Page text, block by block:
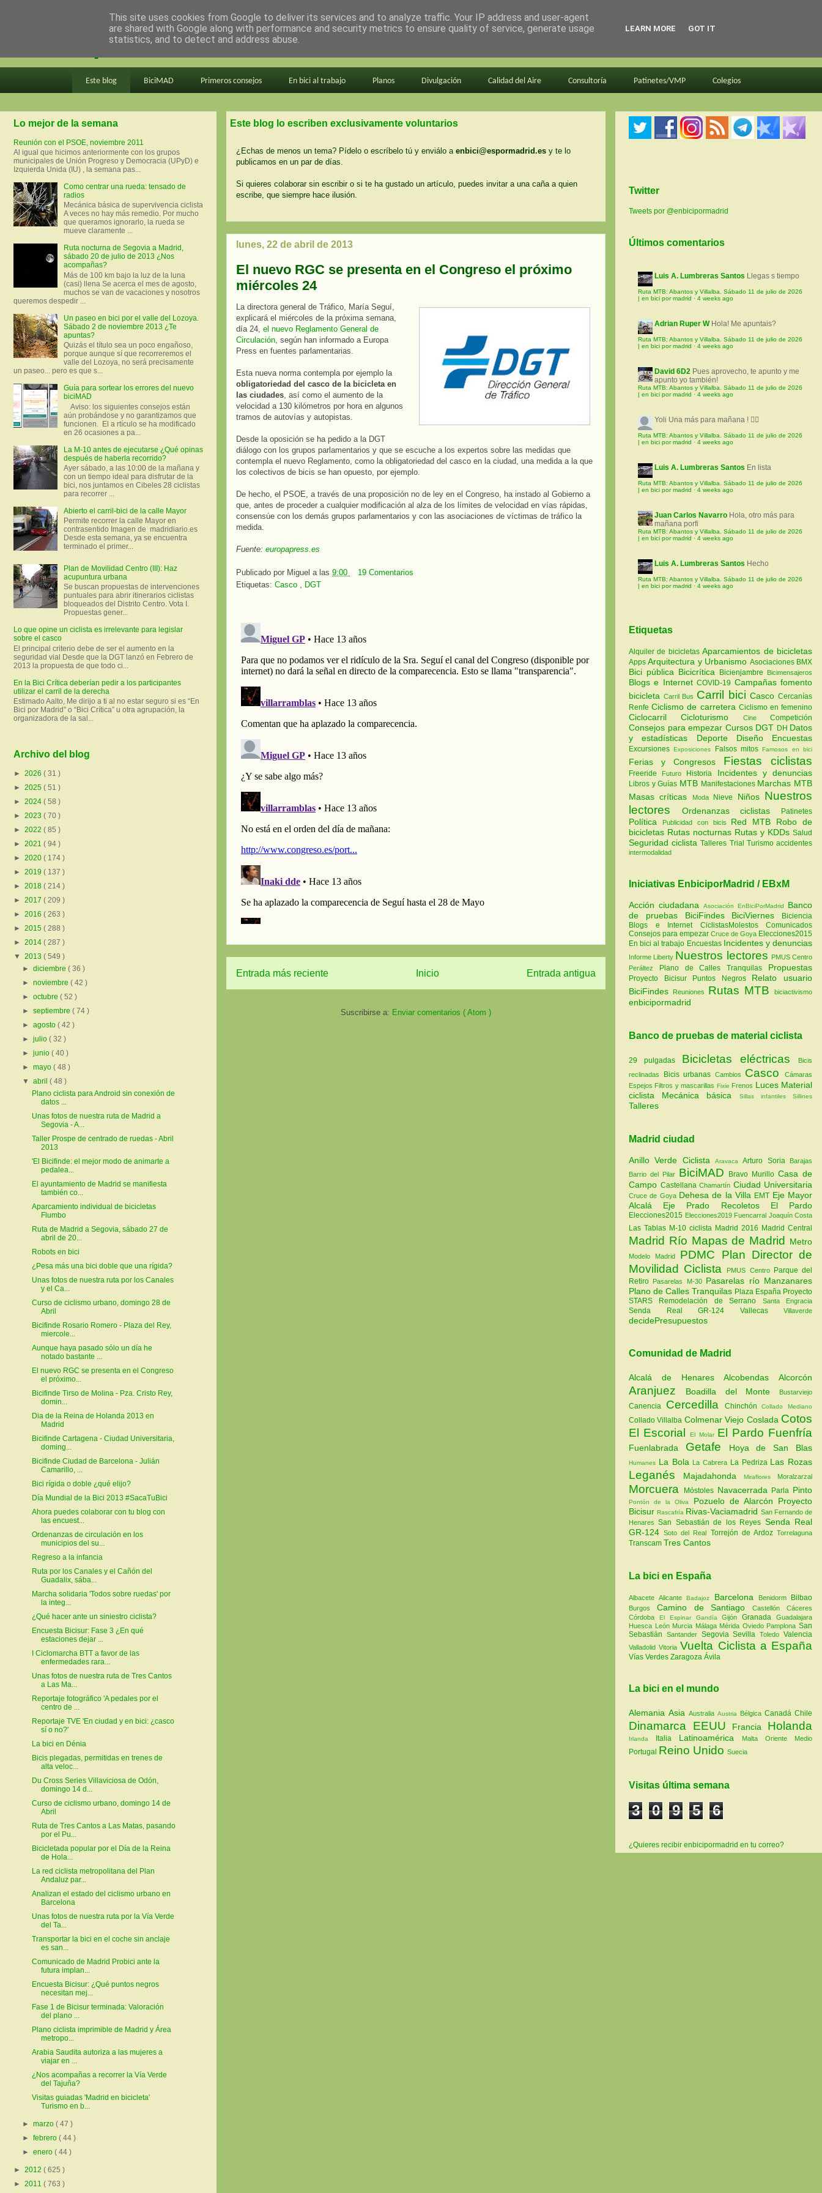
en bici por madrid
Este blog BiciMAD Primeros consejos En bici al trabajo Planos Divulgación Calidad del Aire Consultoría Patinetes/VMP Colegios
Este blog lo escriben exclusivamente voluntarios
¿Echas de menos un tema? Pídelo o escríbelo tú y enviálo a enbici@espormadrid.es y te lo
publicamos en un par de días.
Si quieres colaborar sin escribir o si te ha gustado un artículo, puedes invitar a una caña a quien
escribe, que siempre hace ilusión.
lunes, 22 de abril de 2013
El nuevo RGC se presenta en el Congreso el próximo
miércoles 24
La directora general de Tráfico, María Seguí,
explicará el miércoles de la próxima semana,
día 24, el nuevo Reglamento General de
Circulación , según han informado a Europa
Press en fuentes parlamentarias.
Esta nueva norma contempla por ejemplo la
obligatoriedad del casco de la bicicleta en
las ciudades , así como el aumento de la
velocidad a 130 kilómetros por hora en algunos
tramos de autovías y autopistas.
Desde la oposición se ha pedido a la DGT
diálogo con los grupos parlamentarios y que se escuche a los expertos sobre las medidas que
contempla el nuevo Reglamento, como la obligatoriedad del casco en la ciudad, una medida a la que
los colectivos de bicis se han opuesto, por ejemplo.
De hecho, el PSOE, a través de una proposición no de ley en el Congreso, ha instado al Gobierno a
que, antes de proceder a cualquier modificación al alza de los límites de velocidad en vías rápidas,
consensúe con los demás grupos parlamentarios y con las asociaciones de víctimas de tráfico la
medida.
Fuente: europapress.es
Publicado por Miguel a las 9:00
19 Comentarios
Etiquetas: Casco , DGT
Entrada más reciente Entrada antigua
Inicio
Suscribirse a: Enviar comentarios ( Atom )
Lo mejor de la semana
Reunión con el PSOE, noviembre 2011
Al igual que hicimos anteriormente con los grupos
municipales de Unión Progreso y Democracia (UPyD) e
Izquierda Unida (IU) , la semana pas...
Como centrar una rueda: tensado de
radios
Mecánica básica de supervivencia ciclista
A veces no hay más remedio. Por mucho
que queramos ignorarlo, la rueda se
mueve claramente ...
Ruta nocturna de Segovia a Madrid,
sábado 20 de julio de 2013 ¿Nos
acompañas?
Más de 100 km bajo la luz de la luna
(casi) llena Se acerca el mes de agosto,
muchos se van de vacaciones y nosotros
queremos despedir ...
Un paseo en bici por el valle del Lozoya.
Sábado 2 de noviembre 2013 ¿Te
apuntas?
Quizás el título sea un poco engañoso,
porque aunque sí que recorreremos el
valle del Lozoya, no será precisamente
un paseo... pero es que s...
Guía para sortear los errores del nuevo
biciMAD
Aviso: los siguientes consejos están
aún probándose y no garantizamos que
funcionen. El a rtículo se ha modificado
en 26 ocasiones a pa...
La M-10 antes de ejecutarse ¿Qué opinas
después de haberla recorrido?
Ayer sábado, a las 10:00 de la mañana y
con un tiempo ideal para disfrutar de la
bici, nos juntamos en Cibeles 28 ciclistas
para recorrer ...
Abierto el carril-bici de la calle Mayor
Permite recorrer la calle Mayor en
contrasentido Imagen de madridiario.es
Desde esta semana, ya se encuentra
terminado el primer...
Plan de Movilidad Centro (III): Haz
acupuntura urbana
Se buscan propuestas de intervenciones
puntuales para abrir itinerarios ciclistas
bloqueados del Distrito Centro. Vota I.
Propuestas gener...
Lo que opine un ciclista es irrelevante para legislar
sobre el casco
El principal criterio debe de ser el aumento en la
seguridad vial Desde que la DGT lanzó en Febrero de
2013 la propuesta de que todo ci...
En la Bici Crítica deberían pedir a los participantes
utilizar el carril de la derecha
Estimado Aalto, Me dirijo a ti al no estar seguro si es “En
Bici por Madrid” o “Bici Crítica” u otra agrupación, la
organizadora de la sal...
Archivo del blog
► 2026 ( 31 )
► 2025 ( 51 )
► 2024 ( 58 )
► 2023 ( 70 )
► 2022 ( 85 )
► 2021 ( 94 )
► 2020 ( 174 )
► 2019 ( 137 )
► 2018 ( 214 )
► 2017 ( 209 )
► 2016 ( 263 )
► 2015 ( 288 )
► 2014 ( 287 )
▼ 2013 ( 549 )
►diciembre( 36 )
►noviembre( 42 )
►octubre( 52 )
►septiembre( 74 )
►agosto( 42 )
►julio( 32 )
►junio( 40 )
►mayo( 48 )
▼abril( 48 )
Plano ciclista para Android sin conexión de
datos ...
Unas fotos de nuestra ruta de Madrid a
Segovia - A...
Taller Prospe de centrado de ruedas - Abril
2013
'El Bicifinde: el mejor modo de animarte a
pedalea...
El ayuntamiento de Madrid se manifiesta
también co...
Aparcamiento individual de bicicletas
Flumbo
Ruta de Madrid a Segovia, sábado 27 de
abril de 20...
Robots en bici
¿Pesa más una bici doble que una rígida?
Unas fotos de nuestra ruta por los Canales
y el Ca...
Curso de ciclismo urbano, domingo 28 de
Abril
Bicifinde Rosario Romero - Plaza del Rey,
miercole...
Aunque haya pasado sólo un día he
notado bastante ...
El nuevo RGC se presenta en el Congreso
el próximo...
Bicifinde Tirso de Molina - Pza. Cristo Rey,
domin...
Dia de la Reina de Holanda 2013 en
Madrid
Bicifinde Cartagena - Ciudad Universitaria,
doming...
Bicifinde Ciudad de Barcelona - Julián
Camarillo, ...
Bici rígida o doble ¿qué elijo?
Día Mundial de la Bici 2013 #SacaTuBici
Ahora puedes colaborar con tu blog con
las encuest...
Ordenanzas de circulación en los
municipios del su...
Regreso a la infancia
Ruta por los Canales y el Cañón del
Guadalix, sába...
Marcha solidaria 'Todos sobre ruedas' por
la integ...
¿Qué hacer ante un siniestro ciclista?
Encuesta Bicisur: Fase 3 ¿En qué
estaciones dejar ...
I Ciclomarcha BTT a favor de las
enfermedades rara...
Unas fotos de nuestra ruta de Tres Cantos
a Las Ma...
Reportaje fotográfico 'A pedales por el
centro de ...
Reportaje TVE 'En ciudad y en bici: ¿casco
sí o no?'
La bici en Dénia
Bicis plegadas, permitidas en trenes de
alta veloc...
Du Cross Series Villaviciosa de Odón,
domingo 14 d...
Curso de ciclismo urbano, domingo 14 de
Abril
Ruta de Tres Cantos a Las Matas, pasando
por el Pu...
Bicicletada popular por el Día de la Reina
de Hola...
La red ciclista metropolitana del Plan
Andaluz par...
Analizan el estado del ciclismo urbano en
Barcelona
Unas fotos de nuestra ruta por la Vía Verde
del Ta...
Transportar la bici en el coche sin anclaje
es san...
Comunicado de Madrid Probici ante la
futura implan...
Encuesta Bicisur: ¿Qué puntos negros
necesitan mej...
Fase 1 de Bicisur terminada: Valoración
del plano ...
Plano ciclista imprimible de Madrid y Área
metropo...
Arabia Saudita autoriza a las mujeres a
viajar en ...
¿Nos acompañas a recorrer la Vía Verde
del Tajuña?
Visitas guiadas 'Madrid en bicicleta'
Turismo en b...
►marzo( 47 )
►febrero( 44 )
►enero( 44 )
► 2012 ( 625 )
► 2011 ( 763 )
Twitter
Tweets por @enbicipormadrid
Últimos comentarios
Luis A. Lumbreras Santos Llegas s tiempo
Ruta MTB: Abantos y Villalba. Sábado 11 de julio de 2026
| en bici por madrid · 4 weeks ago
Adrian Ruper W Hola! Me apuntais?
Ruta MTB: Abantos y Villalba. Sábado 11 de julio de 2026
| en bici por madrid · 4 weeks ago
David 6D2 Pues aprovecho, te apunto y me
apunto yo también!
Ruta MTB: Abantos y Villalba. Sábado 11 de julio de 2026
| en bici por madrid · 4 weeks ago
Yoli Una más para mañana ! 🚵‍♀️
Ruta MTB: Abantos y Villalba. Sábado 11 de julio de 2026
| en bici por madrid · 4 weeks ago
Luis A. Lumbreras Santos En lista
Ruta MTB: Abantos y Villalba. Sábado 11 de julio de 2026
| en bici por madrid · 4 weeks ago
Juan Carlos Navarro Hola, otro más para
mañana porfi
Ruta MTB: Abantos y Villalba. Sábado 11 de julio de 2026
| en bici por madrid · 4 weeks ago
Luis A. Lumbreras Santos Hecho
Ruta MTB: Abantos y Villalba. Sábado 11 de julio de 2026
| en bici por madrid · 4 weeks ago
Etiquetas
Alquiler de bicicletasAparcamientos de bicicletas
AppsArquitectura y Urbanismo Asociaciones BMX
Bici pública Bicicrítica Bicienjambre Bicimensajeros
Blogs e InternetCOVID-19 Campañas fomento
bicicleta Carril Bus Carril biciCascoCercanías
RenfeCiclismo de carretera Ciclismo en femenino
CiclocarrilCicloturismo CineCompetición
Consejos para empezar Cursos DGT DH Datos
y estadísticas Deporte Diseño Encuestas
ExcursionesExposiciones Falsos mitosFamosos en bici
Ferias y Congresos Fiestas ciclistas
Freeride Futuro Historia Incidentes y denuncias
Libros y Guías MTB Manifestaciones Marchas MTB
Masas críticas
Moda Nieve Niños Nuestros
lectores
Ordenanzas ciclistas Patinetes
Política Publicidad con bicis Red MTB Robo de
bicicletas Rutas nocturnas Rutas y KDDs Salud
Seguridad ciclistaTalleres Trial Turismoaccidentes
intermodalidad
Iniciativas EnbiciporMadrid / EBxM
Acción ciudadana Asociación EnBiciPorMadrid
Banco
de pruebas
BiciFindes BiciViernes
Biciencia
Blogs e Internet
CiclistasMolestos
Comunicados
Consejos para empezar Cruce de Goya Elecciones2015
En bici al trabajo Encuestas Incidentes y denuncias
Informe Liberty Nuestros lectores
PMUS Centro
Peráltez
Plano de Calles Tranquilas Propuestas
Proyecto Bicisur Puntos Negros
Relato usuario
BiciFindes
Reuniones Rutas MTB biciactivismo
enbicipormadrid
Banco de pruebas de material ciclista
29 pulgadas Bicicletas eléctricas
Bicis
reclinadas
Bicis urbanas Cambios Casco
Cámaras
Espejos Filtros y mascarillas Fixie Frenos Luces Material
ciclista
Mecánica básica Sillas infantiles Sillines
Talleres
Madrid ciudad
Anillo Verde Ciclista AravacaArturo Soria
Barajas
Barrio del Pilar BiciMAD Bravo MurilloCasa de
Campo Castellana Chamartín Ciudad Universitaria
Cruce de Goya Dehesa de la Villa EMT Eje Mayor
Alcalá Eje Prado Recoletos El Pardo
Elecciones2015 Elecciones2019 Fuencarral Joaquín Costa
Las Tablas M-10 ciclista Madrid 2016 Madrid Central
Madrid Río Mapas de Madrid Metro
Modelo Madrid PDMC Plan Director de
Movilidad Ciclista
PMUS Centro Parque del
Retiro Pasarelas M-30 Pasarelas río Manzanares
Plano de Calles Tranquilas Plaza España Proyecto
STARS Remodelación de Serrano Santa Engracia
Senda Real GR-124 Vallecas Villaverde
decidePresupuestos
Comunidad de Madrid
Alcalá de HenaresAlcobendas Alcorcón
Aranjuez Boadilla del Monte Bustarviejo
Canencia Cercedilla ChinchónCollado Mediano
Collado Villalba Colmenar Viejo Coslada Cotos
El EscorialEl Molar El Pardo Fuenfría
Fuenlabrada Getafe Hoya de San Blas
Humanes La Bola La Cabrera La Pedriza Las Rozas
Leganés Majadahonda Miraflores Moralzarzal
Morcuera Móstoles Navacerrada Parla Pinto
Pontón de la Oliva Pozuelo de Alarcón Proyecto
BicisurRascafría Rivas-Vaciamadrid San Fernando de
HenaresSan Sebastián de los Reyes Senda Real
GR-124Soto del Real Torrejón de ArdozTorrelaguna
Transcam Tres Cantos
La bici en España
AlbaceteAlicanteBadajoz Barcelona Benidorm Bilbao
Burgos Camino de SantiagoCastellónCáceres
Córdoba El Espinar GandíaGijónGranadaGuadalajara
Huesca León Murcia Málaga Mérida Oviedo PamplonaSan
Sebastián Santander SegoviaSevillaToledoValencia
ValladolidVitoria Vuelta Ciclista a España
Vías Verdes Zaragoza Ávila
La bici en el mundo
Alemania Asia Australia Austria Bélgica Canadá Chile
Dinamarca EEUU Francia Holanda
Irlanda Italia Latinoamérica Malta Oriente Medio
Portugal Reino Unido Suecia
Visitas última semana
3 0 9 5 6
¿Quieres recibir enbicipormadrid en tu correo?
This site uses cookies from Google to deliver its services and to analyze traffic. Your IP address and user-agent
are shared with Google along with performance and security metrics to ensure quality of service, generate usage
statistics, and to detect and address abuse.
LEARN MORE GOT IT